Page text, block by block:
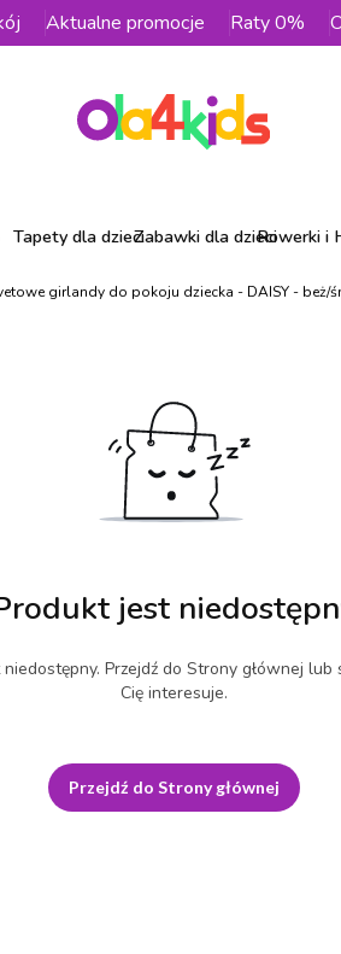
Aktualne promocje Raty 0%
Tapety dla dzieciZabawki dla dzieciRowerki i
girlandy do pokoju dziecka - DAISY - beż/
jest
Przejdź do Strony głównej
Cię interesuje.
Przejdź do Strony głównej